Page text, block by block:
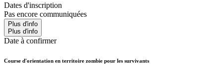
Dates d'inscription
Pas encore communiquées
Plus d'info
Plus d'info
Date à confirmer
Course d'orientation en territoire zombie pour les survivants